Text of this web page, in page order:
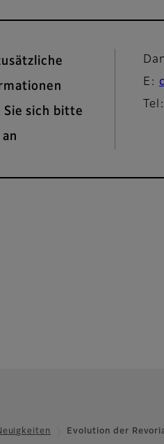
Sie sich bitte
an
E:
Evolution der